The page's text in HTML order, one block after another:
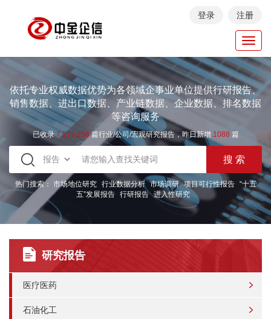
登录 注册
依托专业权威数据优势为各领域企事业单位提供行研报告、
销售数据、进出口数据、产业链数据、企业数据、排名数据
等咨询服务
已收录7.973.258篇行业/公司/宏观研究报告，昨日新增 1088 篇
热门搜索： 市场地位研究 行业数据分析 市场调研 项目可行性报告
“十五
五”发展报告 行研报告 进入性研究
研究报告
医疗医药
石油化工